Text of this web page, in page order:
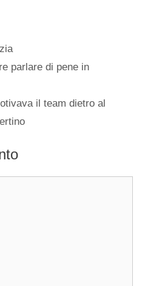
parlare di pene in
il team dietro al